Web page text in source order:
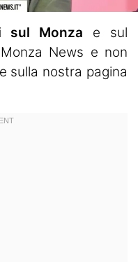
sul Monza e sul
Monza News e non
sulla nostra pagina